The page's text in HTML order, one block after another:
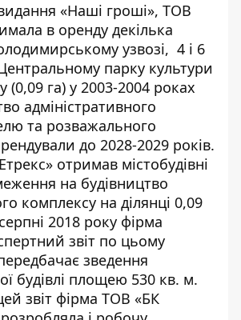
«Наші гроші», ТОВ
в оренду декілька
узвозі, 4 і 6
парку культури
(0,09 га) у 2003-2004 роках
адміністративного
та розважального
до 2028-2029 років.
отримав містобудівні
на будівництво
комплексу на ділянці 0,09
2018 року фірма
звіт по цьому
зведення
будівлі площею 530 кв. м.
звіт фірма ТОВ «БК